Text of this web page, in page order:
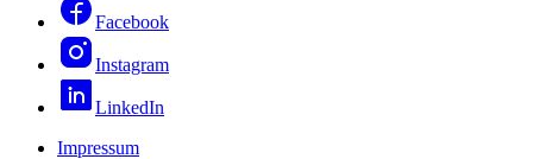
Facebook
Instagram
LinkedIn
Impressum